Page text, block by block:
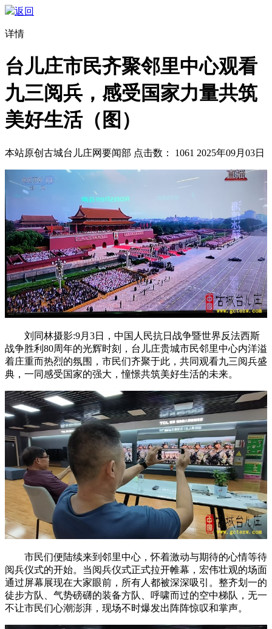
返回
详情
台儿庄市民齐聚邻里中心观看
九三阅兵，感受国家力量共筑
美好生活（图）
本站原创 古城台儿庄网要闻部 点击数： 1061 2025年09月03日
刘同林摄影:9月3日，中国人民抗日战争暨世界反法西斯
战争胜利80周年的光辉时刻，台儿庄贵城市民邻里中心内洋溢
着庄重而热烈的氛围，市民们齐聚于此，共同观看九三阅兵盛
典，一同感受国家的强大，憧憬共筑美好生活的未来。
市民们便陆续来到邻里中心，怀着激动与期待的心情等待
阅兵仪式的开始。当阅兵仪式正式拉开帷幕，宏伟壮观的场面
通过屏幕展现在大家眼前，所有人都被深深吸引。整齐划一的
徒步方队、气势磅礴的装备方队、呼啸而过的空中梯队，无一
不让市民们心潮澎湃，现场不时爆发出阵阵惊叹和掌声。